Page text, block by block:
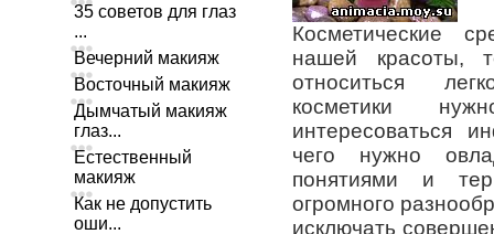
35 советов для глаз
...
Вечерний макияж
Восточный макияж
Дымчатый макияж
глаз...
Естественный
макияж
Как не допустить
оши...
Косметические
нашей красоты,
относиться
косметики
интересоваться
чего нужно
понятиями и
огромного
исключать